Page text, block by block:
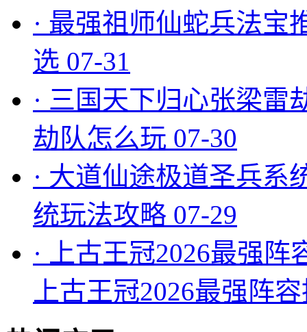
· 最强祖师仙蛇兵法宝
选 07-31
· 三国天下归心张梁雷
劫队怎么玩 07-30
· 大道仙途极道圣兵系
统玩法攻略 07-29
·
上古王冠2026最强
上古王冠2026最强阵